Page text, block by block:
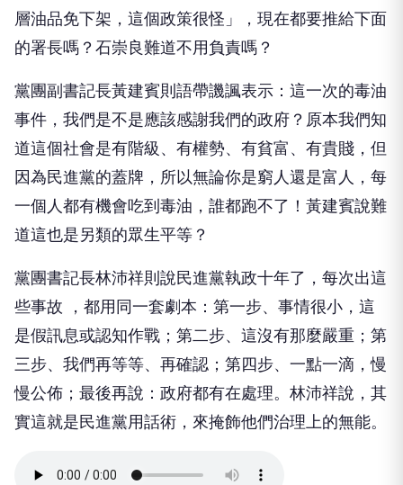
層油品免下架，這個政策很怪」，現在都要推給下面
的署長嗎？石崇良難道不用負責嗎？
黨團副書記長黃建賓則語帶譏諷表示：這一次的毒油
事件，我們是不是應該感謝我們的政府？原本我們知
道這個社會是有階級、有權勢、有貧富、有貴賤，但
因為民進黨的蓋牌，所以無論你是窮人還是富人，每
一個人都有機會吃到毒油，誰都跑不了！黃建賓說難
道這也是另類的眾生平等？
黨團書記長林沛祥則說民進黨執政十年了，每次出這
些事故 ，都用同一套劇本：第一步、事情很小，這
是假訊息或認知作戰；第二步、這沒有那麼嚴重；第
三步、我們再等等、再確認；第四步、一點一滴，慢
慢公佈；最後再說：政府都有在處理。林沛祥說，其
實這就是民進黨用話術，來掩飾他們治理上的無能。